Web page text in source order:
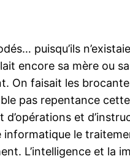
puisqu’ils
encore sa mère ou
On faisait les
pas repentance
et
le
L’intelligence et la